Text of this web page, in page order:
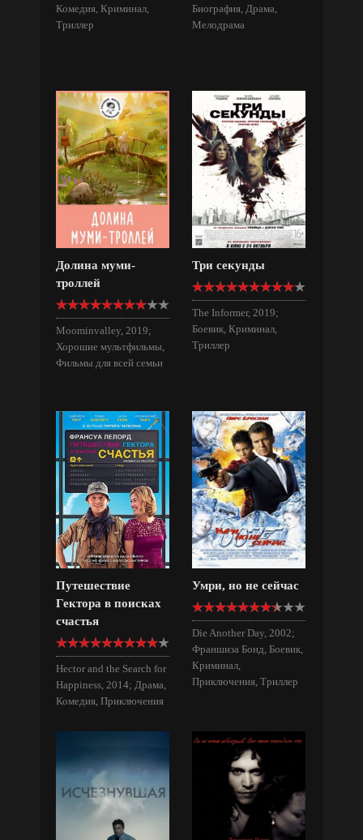
Комедия, Криминал,
Триллер
Биография, Драма,
Мелодрама
Долина муми-
троллей
Moominvalley, 2019;
Хорошие мультфильмы,
Фильмы для всей семьи
Три секунды
The Informer, 2019;
Боевик, Криминал,
Триллер
Путешествие
Гектора в поисках
счастья
Hector and the Search for
Happiness, 2014; Драма,
Комедия, Приключения
Умри, но не сейчас
Die Another Day, 2002;
Франшиза Бонд, Боевик,
Криминал,
Приключения, Триллер